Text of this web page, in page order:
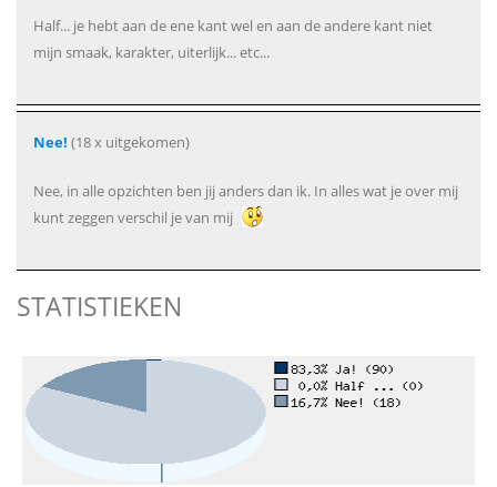
Half... je hebt aan de ene kant wel en aan de andere kant niet
mijn smaak, karakter, uiterlijk... etc...
Nee! (18 x uitgekomen)
Nee, in alle opzichten ben jij anders dan ik. In alles wat je over mij
kunt zeggen verschil je van mij
STATISTIEKEN